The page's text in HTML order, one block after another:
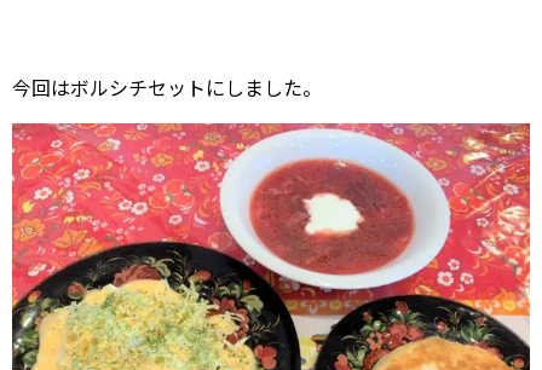
今回はボルシチセットにしました。